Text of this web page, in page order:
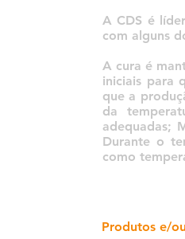
A CDS é
com alguns
A cura é
iniciais para
que a
da
adequadas;
Durante o
como
Produtos e/